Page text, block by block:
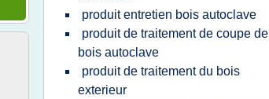
produit entretien bois autoclave
produit de traitement de coupe de
bois autoclave
produit de traitement du bois
exterieur